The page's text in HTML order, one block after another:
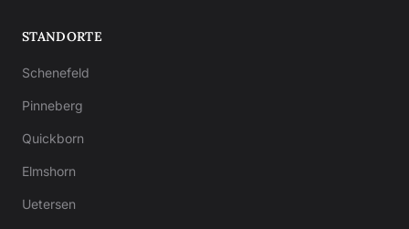
STANDORTE
Schenefeld
Pinneberg
Quickborn
Elmshorn
Uetersen